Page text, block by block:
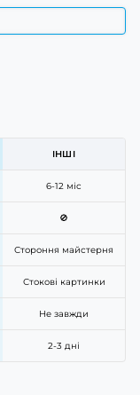
ІНШІ
6-12 міс
🚫
Стороння майстерня
Стокові картинки
Не завжди
2-3 дні